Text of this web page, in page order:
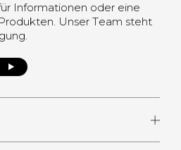
Informationen oder eine
Unser Team steht